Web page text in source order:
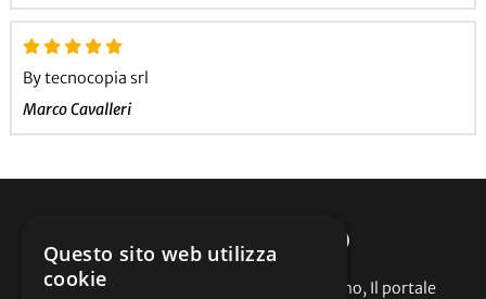
By tecnocopia srl
Marco Cavalleri
CARPIPROMO
Abbigliamento promozionale Carpipromo, Il portale
Questo sito web utilizza
cookie